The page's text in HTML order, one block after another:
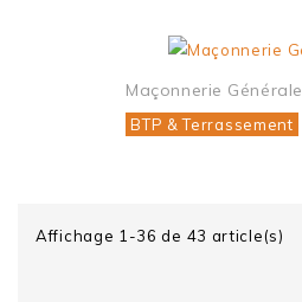
Maçonnerie Générale
BTP & Terrassement
Affichage 1-36 de 43 article(s)